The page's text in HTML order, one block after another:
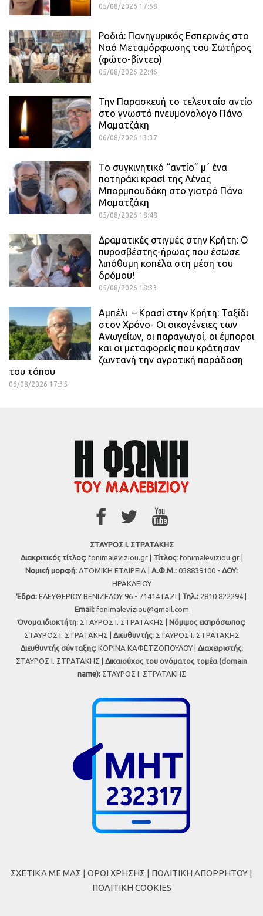
05/08/2026 17:58
Ροδιά: Πανηγυρικός Εσπερινός στο
Ναό Μεταμόρφωσης του Σωτήρος
(φώτο-βίντεο)
05/08/2026 22:46
Την Παρασκευή το τελευταίο αντίο
στο γνωστό πνευμονολογο Πάνο
Μαματζάκη
06/08/2026 13:37
Το συγκινητικό “αντίο” μ΄ ένα
ποτηράκι κρασί της Λένας
Μπορμπουδάκη στο γιατρό Πάνο
Μαματζάκη
05/08/2026 18:48
Δραματικές στιγμές στην Κρήτη: Ο
πυροσβέστης-ήρωας που έσωσε
λιπόθυμη κοπέλα στη μέση του
δρόμου!
05/08/2026 18:33
Αμπέλι – Κρασί στην Κρήτη: Ταξίδι
στον Χρόνο- Οι οικογένειες των
Ανωγείων, οι παραγωγοί, οι έμποροι
και οι μεταφορείς που κράτησαν
ζωντανή την αγροτική παράδοση
του τόπου
06/08/2026 17:35
ΣΤΑΥΡΟΣ Ι. ΣΤΡΑΤΑΚΗΣ
Διακριτικός τίτλος:fonimaleviziou.gr | Τίτλος:fonimaleviziou.gr |
Νομική μορφή: ΑΤΟΜΙΚΗ ΕΤΑΙΡΕΙΑ | Α.Φ.Μ.: 038839100 - ΔΟΥ:
ΗΡΑΚΛΕΙΟΥ
Έδρα: ΕΛΕΥΘΕΡΙΟΥ ΒΕΝΙΖΕΛΟΥ 96 - 71414 ΓΑΖΙ | Τηλ.: 2810 822294 |
Εmail: fonimaleviziou@gmail.com
Όνομα ιδιοκτήτη: ΣΤΑΥΡΟΣ Ι. ΣΤΡΑΤΑΚΗΣ | Νόμιμος εκπρόσωπος:
ΣΤΑΥΡΟΣ Ι. ΣΤΡΑΤΑΚΗΣ | Διευθυντής:ΣΤΑΥΡΟΣ Ι. ΣΤΡΑΤΑΚΗΣ
Διευθυντής σύνταξης:ΚΟΡΙΝΑ ΚΑΦΕΤΖΟΠΟΥΛΟΥ | Διαχειριστής:
ΣΤΑΥΡΟΣ Ι. ΣΤΡΑΤΑΚΗΣ | Δικαιούχος του ονόματος τομέα (domain
name):ΣΤΑΥΡΟΣ Ι. ΣΤΡΑΤΑΚΗΣ
ΣΧΕΤΙΚΑ ΜΕ ΜΑΣ | ΟΡΟΙ ΧΡΗΣΗΣ | ΠΟΛΙΤΙΚΗ ΑΠΟΡΡΗΤΟΥ |
ΠΟΛΙΤΙΚΗ COOKIES